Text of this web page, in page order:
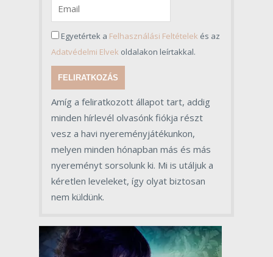
Egyetértek a Felhasználási Feltételek és az
Adatvédelmi Elvek oldalakon leírtakkal.
FELIRATKOZÁS
Amíg a feliratkozott állapot tart, addig
minden hírlevél olvasónk fiókja részt
vesz a havi nyereményjátékunkon,
melyen minden hónapban más és más
nyereményt sorsolunk ki. Mi is utáljuk a
kéretlen leveleket, így olyat biztosan
nem küldünk.